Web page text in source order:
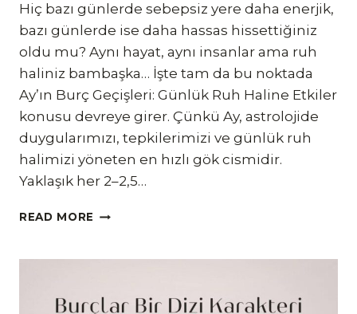
Hiç bazı günlerde sebepsiz yere daha enerjik,
bazı günlerde ise daha hassas hissettiğiniz
oldu mu? Aynı hayat, aynı insanlar ama ruh
haliniz bambaşka… İşte tam da bu noktada
Ay’ın Burç Geçişleri: Günlük Ruh Haline Etkiler
konusu devreye girer. Çünkü Ay, astrolojide
duygularımızı, tepkilerimizi ve günlük ruh
halimizi yöneten en hızlı gök cismidir.
Yaklaşık her 2–2,5…
READ MORE AY’IN
GÜNLÜK
HALINE